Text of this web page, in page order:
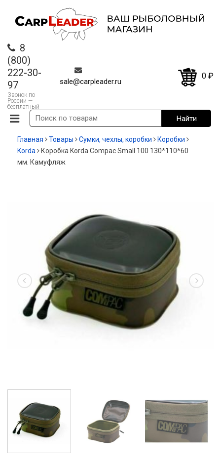
8
(800)
222-30-
97
Звонок по
России —
бесплатный
sale@carpleader.ru
0 ₽
Главная Товары Сумки, чехлы, коробки
Коробки
Korda
Коробка Korda Compac Small 100 130*110*60
мм. Камуфляж